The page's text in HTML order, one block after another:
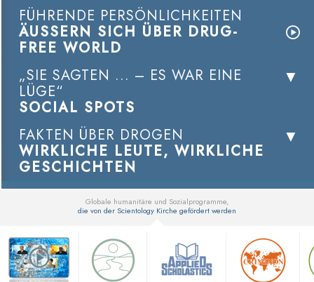
FÜHRENDE PERSÖNLICHKEITEN
ÄUSSERN SICH ÜBER DRUG-
FREE WORLD
„SIE SAGTEN ... – ES WAR EINE
LÜGE“
SOCIAL SPOTS
FAKTEN ÜBER DROGEN
WIRKLICHE LEUTE, WIRKLICHE
GESCHICHTEN
Globale humanitäre und Sozialprogramme,
die von der Scientology Kirche gefördert werden